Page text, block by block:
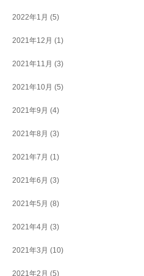
2022年1月 (5)
2021年12月 (1)
2021年11月 (3)
2021年10月 (5)
2021年9月 (4)
2021年8月 (3)
2021年7月 (1)
2021年6月 (3)
2021年5月 (8)
2021年4月 (3)
2021年3月 (10)
2021年2月 (5)